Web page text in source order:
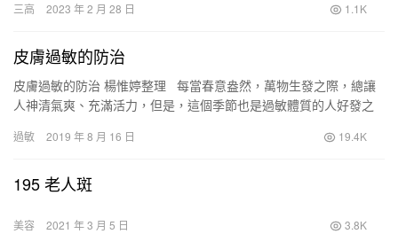
三高 2023 年 2 月 28 日 1.1K
皮膚過敏的防治
皮膚過敏的防治 楊惟婷整理 每當春意盎然，萬物生發之際，總讓
人神清氣爽、充滿活力，但是，這個季節也是過敏體質的人好發之
過敏 2019 年 8 月 16 日 19.4K
195 老人斑
美容 2021 年 3 月 5 日 3.8K